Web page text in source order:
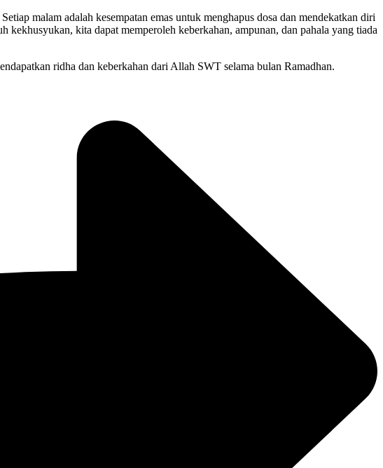
malam adalah kesempatan emas untuk menghapus dosa dan mendekatkan diri
kekhusyukan, kita dapat memperoleh keberkahan, ampunan, dan pahala yang tiada
ridha dan keberkahan dari Allah SWT selama bulan Ramadhan.